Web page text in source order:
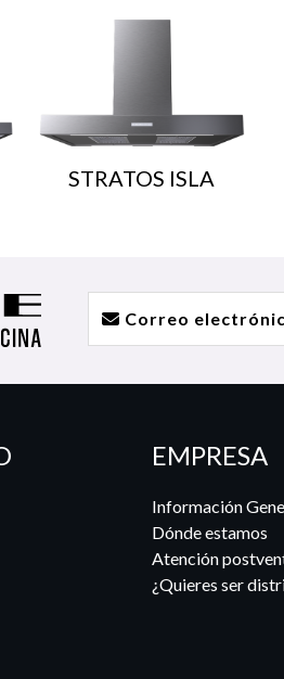
STRATOS ISLA
EMPRESA
Información
Dónde estamos
Atención
¿Quieres ser